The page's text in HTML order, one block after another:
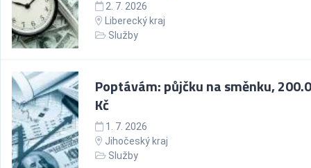
2. 7. 2026
Liberecký kraj
Služby
Poptávám: půjčku na směnku,
Kč
1. 7. 2026
Jihočeský kraj
Služby